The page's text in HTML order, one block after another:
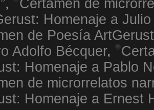
,
Certamen de
Homenaje a
de Poesía
Adolfo Bécquer,
Homenaje a Pablo
de microrrelatos
Homenaje a Ernest